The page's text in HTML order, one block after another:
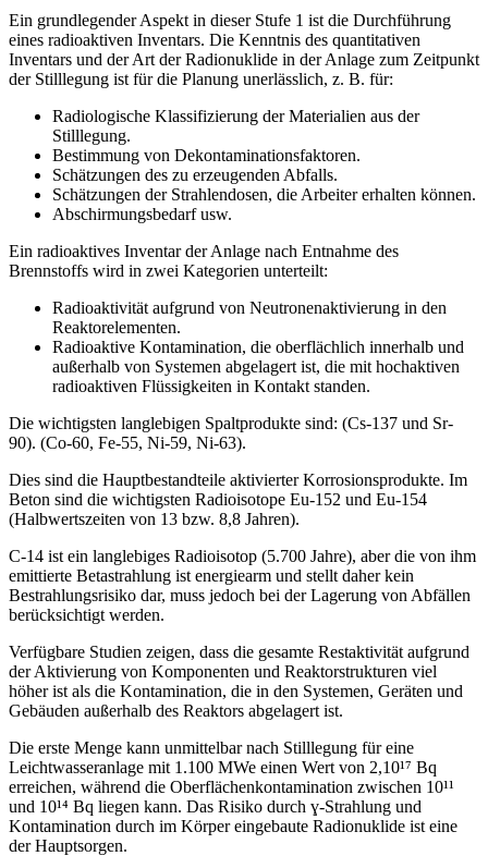
Ein grundlegender Aspekt in dieser Stufe 1 ist die Durchführung
eines radioaktiven Inventars. Die Kenntnis des quantitativen
Inventars und der Art der Radionuklide in der Anlage zum Zeitpunkt
der Stilllegung ist für die Planung unerlässlich, z. B. für:
Radiologische Klassifizierung der Materialien aus der
Stilllegung.
Bestimmung von Dekontaminationsfaktoren.
Schätzungen des zu erzeugenden Abfalls.
Schätzungen der Strahlendosen, die Arbeiter erhalten können.
Abschirmungsbedarf usw.
Ein radioaktives Inventar der Anlage nach Entnahme des
Brennstoffs wird in zwei Kategorien unterteilt:
Radioaktivität aufgrund von Neutronenaktivierung in den
Reaktorelementen.
Radioaktive Kontamination, die oberflächlich innerhalb und
außerhalb von Systemen abgelagert ist, die mit hochaktiven
radioaktiven Flüssigkeiten in Kontakt standen.
Die wichtigsten langlebigen Spaltprodukte sind: (Cs-137 und Sr-
90). (Co-60, Fe-55, Ni-59, Ni-63).
Dies sind die Hauptbestandteile aktivierter Korrosionsprodukte. Im
Beton sind die wichtigsten Radioisotope Eu-152 und Eu-154
(Halbwertszeiten von 13 bzw. 8,8 Jahren).
C-14 ist ein langlebiges Radioisotop (5.700 Jahre), aber die von ihm
emittierte Betastrahlung ist energiearm und stellt daher kein
Bestrahlungsrisiko dar, muss jedoch bei der Lagerung von Abfällen
berücksichtigt werden.
Verfügbare Studien zeigen, dass die gesamte Restaktivität aufgrund
der Aktivierung von Komponenten und Reaktorstrukturen viel
höher ist als die Kontamination, die in den Systemen, Geräten und
Gebäuden außerhalb des Reaktors abgelagert ist.
Die erste Menge kann unmittelbar nach Stilllegung für eine
Leichtwasseranlage mit 1.100 MWe einen Wert von 2,10¹⁷ Bq
erreichen, während die Oberflächenkontamination zwischen 10¹¹
und 10¹⁴ Bq liegen kann. Das Risiko durch ɣ-Strahlung und
Kontamination durch im Körper eingebaute Radionuklide ist eine
der Hauptsorgen.